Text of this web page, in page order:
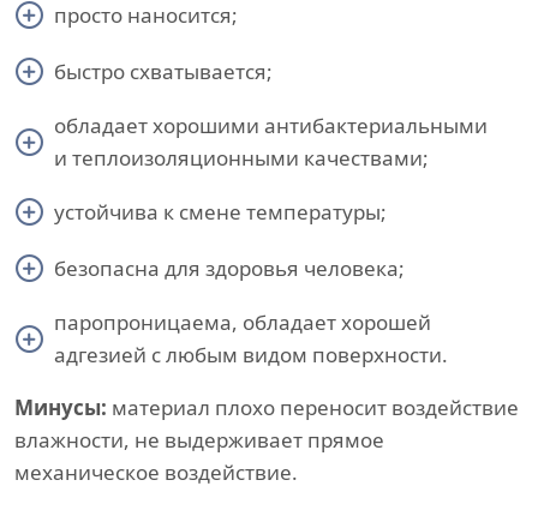
просто наносится;
быстро схватывается;
обладает хорошими антибактериальными
и теплоизоляционными качествами;
устойчива к смене температуры;
безопасна для здоровья человека;
паропроницаема, обладает хорошей
адгезией с любым видом поверхности.
Минусы: материал плохо переносит воздействие
влажности, не выдерживает прямое
механическое воздействие.